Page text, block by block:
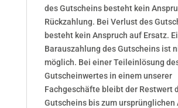
des Gutscheins besteht kein
Rückzahlung. Bei Verlust des
besteht kein Anspruch auf Ersatz.
Barauszahlung des Gutscheins ist
möglich. Bei einer Teileinlösung
Gutscheinwertes in einem unserer
Fachgeschäfte bleibt der Restwert
Gutscheins bis zum ursprünglichen